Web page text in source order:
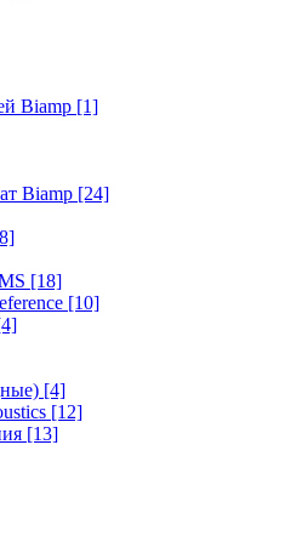
Biamp [1]
Biamp [24]
[18]
[10]
[4]
[12]
[13]